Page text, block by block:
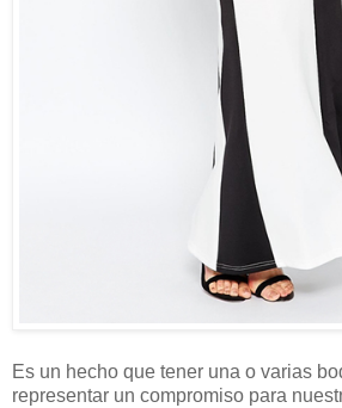
Es un hecho que tener una o varias
representar un compromiso para